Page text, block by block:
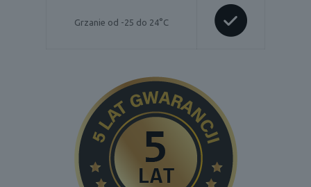
Grzanie od -25 do 24°C